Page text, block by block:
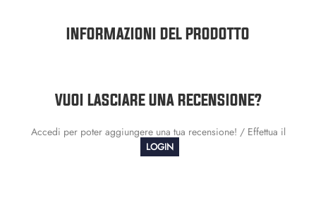
INFORMAZIONI DEL PRODOTTO
VUOI LASCIARE UNA RECENSIONE?
Accedi per poter aggiungere una tua recensione! / Effettua il
LOGIN